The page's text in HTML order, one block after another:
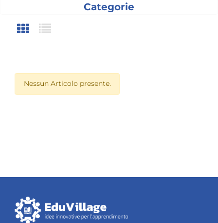
Categorie
Nessun Articolo presente.